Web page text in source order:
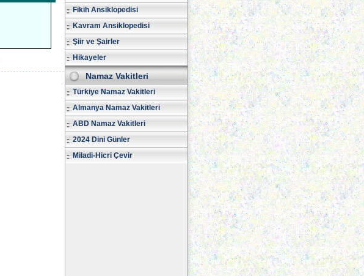
Fikih Ansiklopedisi
Kavram Ansiklopedisi
Şiir ve Şairler
Hikayeler
Namaz Vakitleri
Türkiye Namaz Vakitleri
Almanya Namaz Vakitleri
ABD Namaz Vakitleri
2024 Dini Günler
Miladi-Hicri Çevir